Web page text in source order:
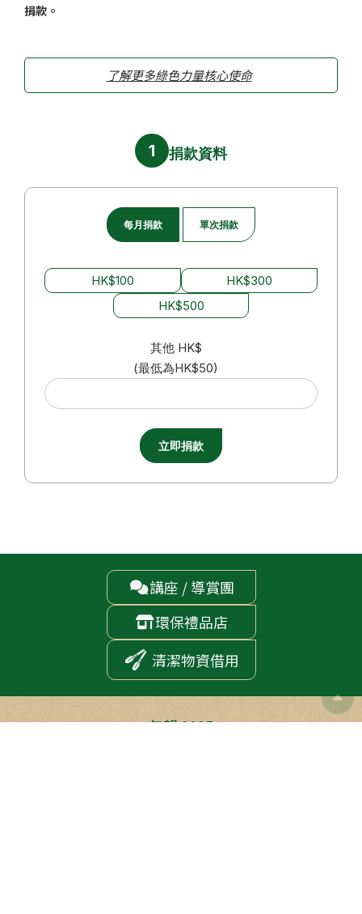
捐款。
了解更多綠色力量核心使命
1 捐款資料
每月捐款 單次捐款
HK$100
HK$300
HK$500
其他HK$
(最低為HK$50)
立即捐款
講座 / 導賞團
環保禮品店
清潔物資借用
年報 2025
